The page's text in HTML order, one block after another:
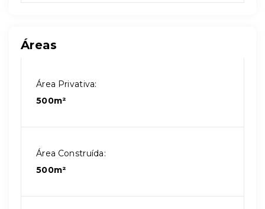
Áreas
Área Privativa:
500m²
Área Construída:
500m²